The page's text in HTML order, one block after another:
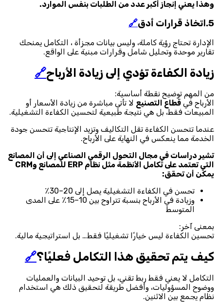
وهذا يعني إنجاز أكبر عدد من الطلبات بنفس الموارد.
5.اتخاذ قرارات أدق 🔗
الإدارة تحتاج رؤية كاملة، وليس بيانات مجزأة ، التكامل يمنحك
تقارير موحدة وتحليل شامل وقرارات مبنية على الواقع.
زيادة الكفاءة تؤدي إلى زيادة الأرباح🔗
من المهم توضيح نقطة أساسية:
الأرباح في قطاع التصنيع لا تأتي مباشرة من زيادة الأسعار أو
المبيعات فقط، بل هي نتيجة طبيعية لتحسين الكفاءة التشغيلية.
عندما تتحسن الكفاءة تقل التكاليف وتزيد الإنتاجية تتحسن جودة
الخدمة مما ينعكس في النهاية على الأرباح.
تشير دراسات في مجال التحول الرقمي الصناعي إلى أن المصانع
التي تعتمد على تكامل الأنظمة مثل نظام ERP للمصانع وCRM
يمكن أن تحقق:
تحسن في الكفاءة التشغيلية يصل إلى 20–30٪
وزيادة في الأرباح بنسبة تتراوح بين 10–15٪ على المدى
المتوسط
بمعنى آخر:
تحسين الكفاءة ليس خيارًا تشغيليًا فقط… بل استراتيجية مالية.
كيف يتم تحقيق هذا التكامل فعليًا؟🔗
التكامل لا يعني فقط ربط تقني، بل توحيد البيانات والعمليات
ووضوح المسؤوليات، وأفضل طريقة لتحقيق ذلك هي استخدام
نظام يجمع بين الاثنين.